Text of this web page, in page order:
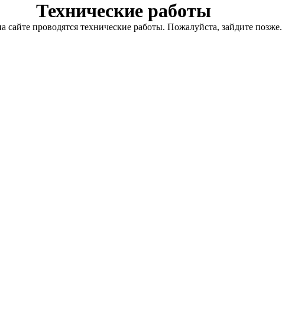
Технические работы
сайте проводятся технические работы. Пожалуйста, зайдите позже.